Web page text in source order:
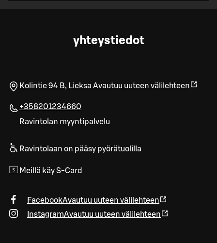
yhteystiedot
Kolintie 94 B, Lieksa Avautuu uuteen välilehteen
+358201234660
Ravintolan myyntipalvelu
Ravintolaan on pääsy pyörätuolilla
Meillä käy S-Card
FacebookAvautuu uuteen välilehteen
InstagramAvautuu uuteen välilehteen